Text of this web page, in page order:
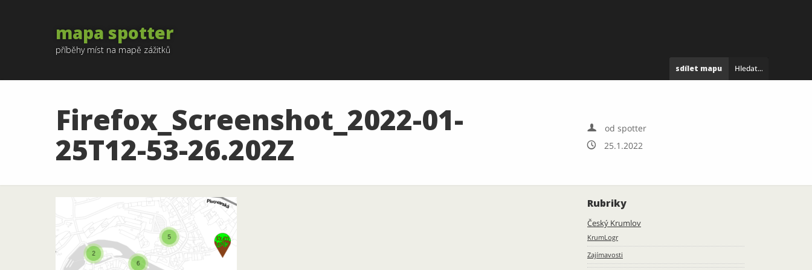
mapa spotter
příběhy míst na mapě zážitků
sdílet mapu
Firefox_Screenshot_2022-01-
25T12-53-26.202Z
 od spotter
 25.1.2022
Rubriky
Český Krumlov
KrumLogr
Zajímavosti